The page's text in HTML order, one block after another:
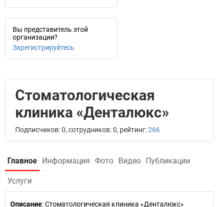
Вы представитель этой
организации?
Зарегистрируйтесь
Стоматологическая
клиника «Денталюкс»
Подписчиков: 0, сотрудников: 0, рейтинг:266
Главное Информация Фото Видео Публикации
Услуги
Описание: Стоматологическая клиника «Денталюкс»